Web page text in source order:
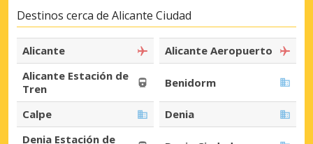
Destinos cerca de Alicante Ciudad
Alicante
Alicante Aeropuerto
Alicante Estación de
Tren
Benidorm
Calpe
Denia
Denia Estación de